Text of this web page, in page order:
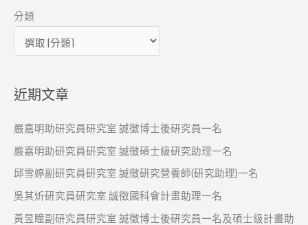
分類
近期文章
嚴嘉明助研究員研究室 誠徵博士後研究員一名
嚴嘉明助研究員研究室 誠徵碩士級研究助理一名
邱雪婷副研究員研究室 誠徵研究營養師(研究助理)一名
吳其炘研究員研究室 誠徵國科會計畫助理一名
黃昱瞳副研究員研究室 誠徵博士後研究員一名及碩士級計畫助